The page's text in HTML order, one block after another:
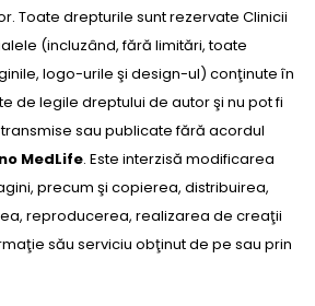
Toate drepturile sunt rezervate Clinicii
(incluzând, fără limitări, toate
logo-urile şi design-ul) conţinute în
de legile dreptului de autor şi nu pot fi
sau publicate fără acordul
MedLife. Este interzisă modificarea
precum şi copierea, distribuirea,
reproducerea, realizarea de creaţii
său serviciu obţinut de pe sau prin